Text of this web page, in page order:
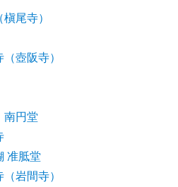
尾寺）
壺阪寺）
円堂
准胝堂
岩間寺）